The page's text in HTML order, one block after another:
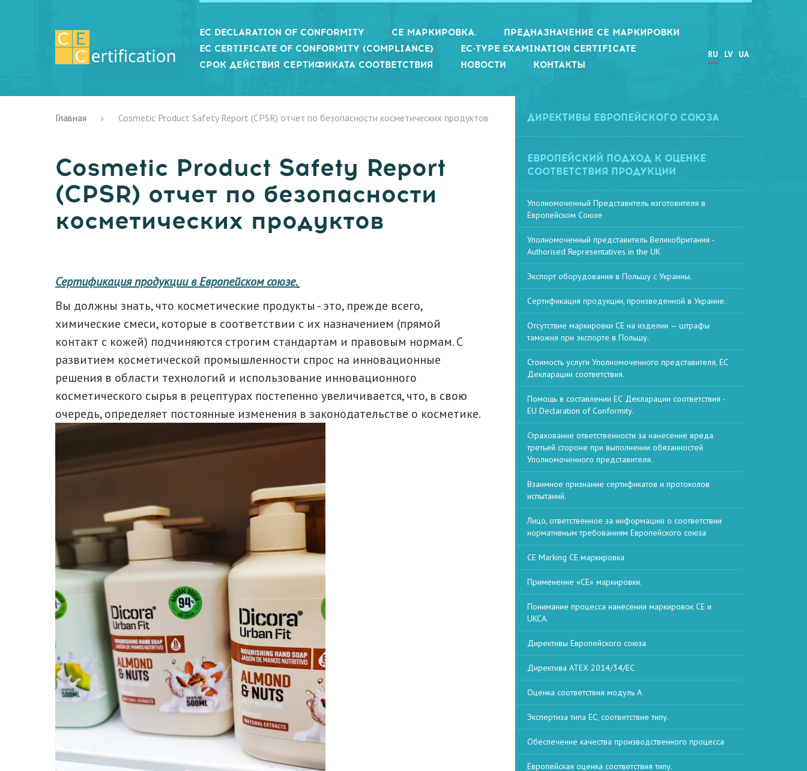
RU LV UA
EC DECLARATION OF CONFORMITY СЕ МАРКИРОВКА.
ПРЕДНАЗНАЧЕНИЕ СЕ МАРКИРОВКИ
EC CERTIFICATE OF CONFORMITY (COMPLIANCE)
EC-TYPE EXAMINATION CERTIFICATE
СРОК ДЕЙСТВИЯ СЕРТИФИКАТА СООТВЕТСТВИЯ
НОВОСТИ КОНТАКТЫ
Главная Cosmetic Product Safety Report (CPSR) отчет по безопасности косметических продуктов
Cosmetic Product Safety Report
(CPSR) отчет по безопасности
косметических продуктов
Сертификация продукции в Европейском союзе.
Вы должны знать, что косметические продукты - это, прежде всего,
химические смеси, которые в соответствии с их назначением (прямой
контакт с кожей) подчиняются строгим стандартам и правовым нормам. С
развитием косметической промышленности спрос на инновационные
решения в области технологий и использование инновационного
косметического сырья в рецептурах постепенно увеличивается, что, в свою
очередь, определяет постоянные изменения в законодательстве о косметике.
ДИРЕКТИВЫ ЕВРОПЕЙСКОГО СОЮЗА
ЕВРОПЕЙСКИЙ ПОДХОД К ОЦЕНКЕ
СООТВЕТСТВИЯ ПРОДУКЦИИ
Уполномоченный Представитель изготовителя в
Европейском Союзе
Уполномоченный представитель Великобритания -
Authorised Representatives in the UK
Экспорт оборудования в Польшу с Украины.
Сертификация продукции, произведенной в Украине.
Отсутствие маркировки CE на изделии — штрафы
таможня при экспорте в Польшу.
Стоимость услуги Уполномоченного представителя, ЕС
Декларации соответствия.
Помощь в составлении ЕС Декларации соответствия -
EU Declaration of Conformity.
Страхование ответственности за нанесение вреда
третьей стороне при выполнении обязанностей
Уполномоченного представителя.
Взаимное признание сертификатов и протоколов
испытаний.
Лицо, ответственное за информацию о соответствии
нормативным требованиям Европейского союза
CE Marking СЕ маркировка
Применение «CE» маркировки.
Понимание процесса нанесения маркировок CE и
UKCA.
Директивы Европейского союза
Директива ATEX 2014/34/ЕС
Оценка соответствия модуль А
Экспертиза типа ЕС, соответствие типу.
Обеспечение качества производственного процесса
Европейская оценка соответствия типу.